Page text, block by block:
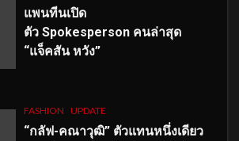
แพนทีนเปิด
ตัว Spokesperson คนล่าสุด
“แจ็คสัน หวัง”
FASHION UPDATE
“กลัฟ-คณาวุฒิ” ตัวแทนหนึ่งเดียว